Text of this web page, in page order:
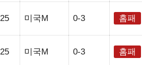
미국M 0-3 홈패
미국M 0-3 홈패